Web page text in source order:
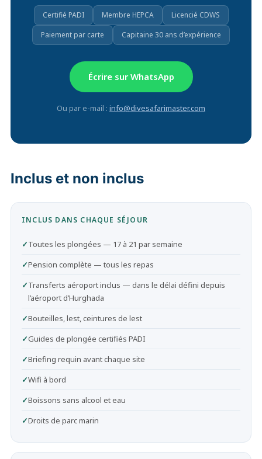
Certifié PADI Membre HEPCA
Licencié CDWS
Paiement par carte
Capitaine 30 ans d’expérience
Écrire sur WhatsApp
Ou par e-mail : info@divesafarimaster.com
Inclus et non inclus
INCLUS DANS CHAQUE SÉJOUR
✓Toutes les plongées — 17 à 21 par semaine
✓Pension complète — tous les repas
✓Transferts aéroport inclus — dans le délai défini depuis
l’aéroport d’Hurghada
✓Bouteilles, lest, ceintures de lest
✓Guides de plongée certifiés PADI
✓Briefing requin avant chaque site
✓Wifi à bord
✓Boissons sans alcool et eau
✓Droits de parc marin